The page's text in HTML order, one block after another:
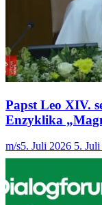
Papst Leo XIV.
Enzyklika
m/s5. Juli 2026 5.